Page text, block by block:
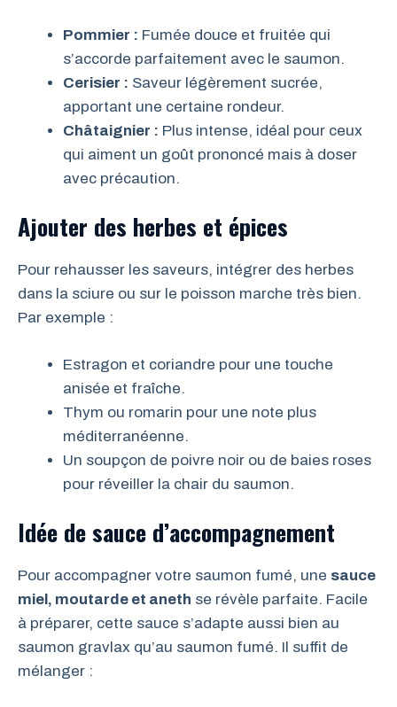
Pommier : Fumée douce et fruitée qui
s’accorde parfaitement avec le saumon.
Cerisier : Saveur légèrement sucrée,
apportant une certaine rondeur.
Châtaignier : Plus intense, idéal pour ceux
qui aiment un goût prononcé mais à doser
avec précaution.
Ajouter des herbes et épices
Pour rehausser les saveurs, intégrer des herbes
dans la sciure ou sur le poisson marche très bien.
Par exemple :
Estragon et coriandre pour une touche
anisée et fraîche.
Thym ou romarin pour une note plus
méditerranéenne.
Un soupçon de poivre noir ou de baies roses
pour réveiller la chair du saumon.
Idée de sauce d’accompagnement
Pour accompagner votre saumon fumé, une sauce
miel, moutarde et aneth se révèle parfaite. Facile
à préparer, cette sauce s’adapte aussi bien au
saumon gravlax qu’au saumon fumé. Il suffit de
mélanger :